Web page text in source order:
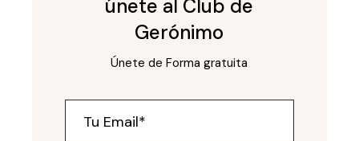
únete al Club de
Gerónimo
Únete de Forma gratuita